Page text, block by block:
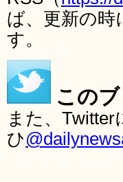
ば、更新の時
す。
この
また、
ひ